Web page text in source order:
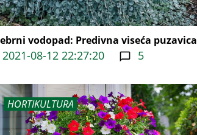
vodopad: Predivna viseća puzavica
2021-08-12 22:27:20 5
HORTIKULTURA